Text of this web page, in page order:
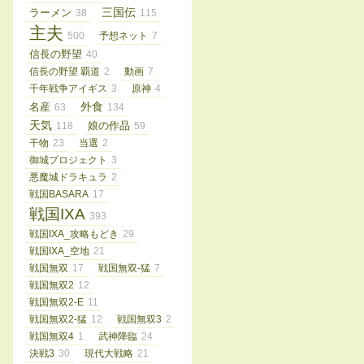
ラーメン 38 三国伝 115
主夫 500 予想ネット 7
信長の野望 40
信長の野望 覇道 2 動画 7
千年戦争アイギス 3 原神 4
名産 63 外食 134
天気 118 娘の作品 59
干物 23 当選 2
御城プロジェクト 3
悪魔城ドラキュラ 2
戦国BASARA 17
戦国IXA 393
戦国IXA_攻略もどき 29
戦国IXA_空地 21
戦国無双 17 戦国無双-猛 7
戦国無双2 12
戦国無双2-E 11
戦国無双2-猛 12 戦国無双3 2
戦国無双4 1 武神降臨 24
決戦3 30 現代大戦略 21